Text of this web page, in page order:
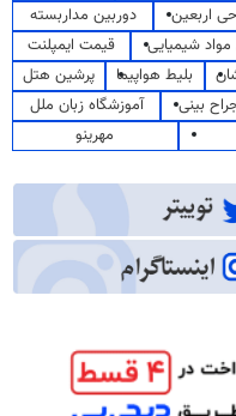
اربعین
دوربین مداربسته
شیمیایی
قیمت ایمپلنت
بلیط هواپیما
پرشین هتل
بینی
آموزشگاه زبان ملل
مهرینو